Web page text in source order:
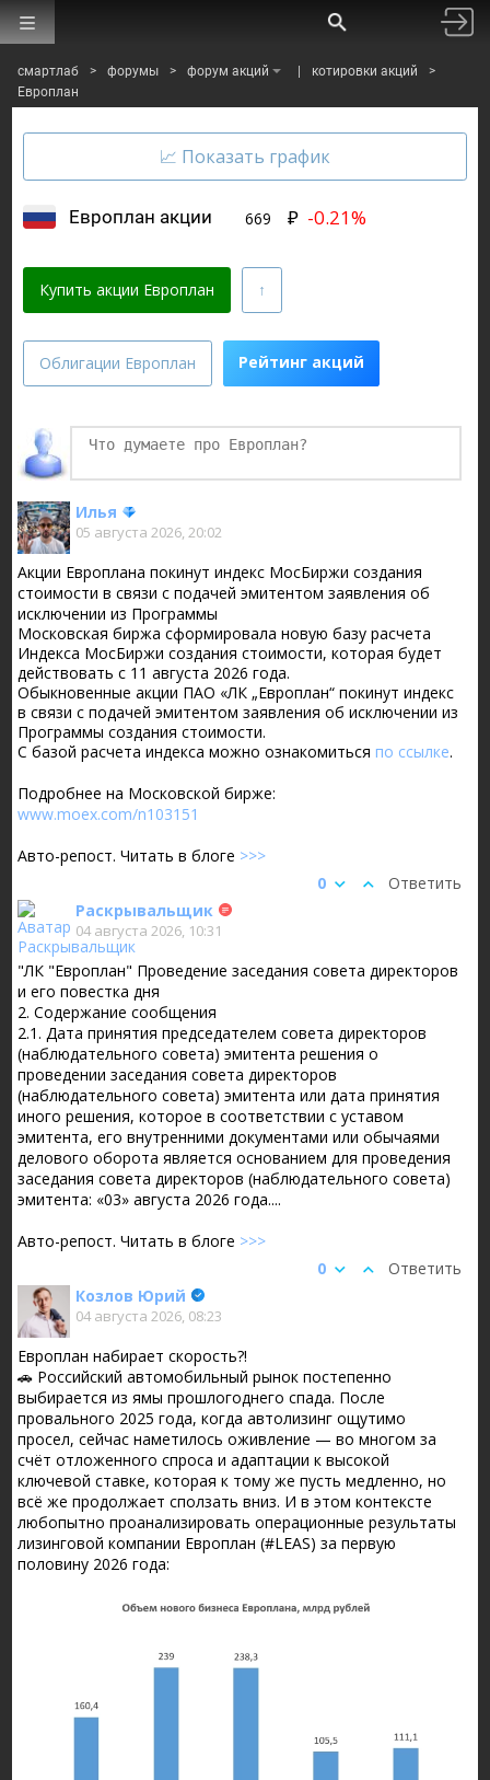
смартлаб > форумы > форум акций котировки акций
>
Европлан
Европлан акции 669 ₽ -0.21%
Купить акции Европлан
Финаме
Облигации Европлан Рейтинг акций
Илья
05 августа 2026, 20:02
Акции Европлана покинут индекс МосБиржи создания
стоимости в связи с подачей эмитентом заявления об
исключении из Программы
Московская биржа сформировала новую базу расчета
Индекса МосБиржи создания стоимости, которая будет
действовать с 11 августа 2026 года.
Обыкновенные акции ПАО «ЛК „Европлан“ покинут индекс
в связи с подачей эмитентом заявления об исключении из
Программы создания стоимости.
С базой расчета индекса можно ознакомитьсяпо ссылке.
Подробнее на Московской бирже:
www.moex.com/n103151
Авто-репост. Читать в блоге >>>
Ответить
0
Раскрывальщик
04 августа 2026, 10:31
"ЛК "Европлан" Проведение заседания совета директоров
и его повестка дня
2. Содержание сообщения
2.1. Дата принятия председателем совета директоров
(наблюдательного совета) эмитента решения о
проведении заседания совета директоров
(наблюдательного совета) эмитента или дата принятия
иного решения, которое в соответствии с уставом
эмитента, его внутренними документами или обычаями
делового оборота является основанием для проведения
заседания совета директоров (наблюдательного совета)
эмитента: «03» августа 2026 года....
Авто-репост. Читать в блоге >>>
Ответить
0
Козлов Юрий
04 августа 2026, 08:23
Европлан набирает скорость?!
🚗 Российский автомобильный рынок постепенно
выбирается из ямы прошлогоднего спада. После
провального 2025 года, когда автолизинг ощутимо
просел, сейчас наметилось оживление — во многом за
счёт отложенного спроса и адаптации к высокой
ключевой ставке, которая к тому же пусть медленно, но
всё же продолжает сползать вниз. И в этом контексте
любопытно проанализировать операционные результаты
лизинговой компании Европлан (#LEAS) за первую
половину 2026 года: